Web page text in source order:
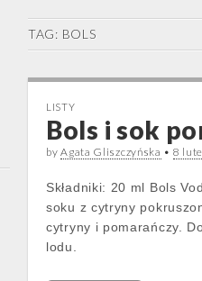
TAG: BOLS
LISTY
Bols i sok
byAgata Gliszczyńska • 8
Składniki: 20 ml Bols
soku z cytryny
cytryny i pomarańczy.
lodu.